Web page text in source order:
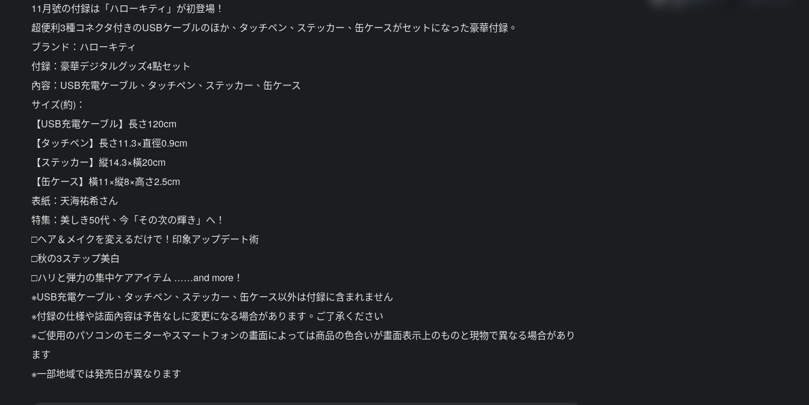
11月號の付録は「ハローキティ」が初登場！
超便利3種コネクタ付きのUSBケーブルのほか、タッチペン、ステッカー、缶ケースがセットになった豪華付録。
ブランド：ハローキティ
付録：豪華デジタルグッズ4點セット
內容：USB充電ケーブル、タッチペン、ステッカー、缶ケース
サイズ(約)：
【USB充電ケーブル】長さ120cm
【タッチペン】長さ11.3×直徑0.9cm
【ステッカー】縦14.3×橫20cm
【缶ケース】橫11×縦8×高さ2.5cm
表紙：天海祐希さん
特集：美しき50代、今「その次の輝き」へ！
□ヘア＆メイクを変えるだけで！印象アップデート術
□秋の3ステップ美白
□ハリと弾力の集中ケアアイテム ……and more！
※USB充電ケーブル、タッチペン、ステッカー、缶ケース以外は付録に含まれません
※付録の仕様や誌面內容は予告なしに変更になる場合があります。ご了承ください
※ご使用のパソコンのモニターやスマートフォンの畫面によっては商品の色合いが畫面表示上のものと現物で異なる場合があり
ます
※一部地域では発売日が異なります